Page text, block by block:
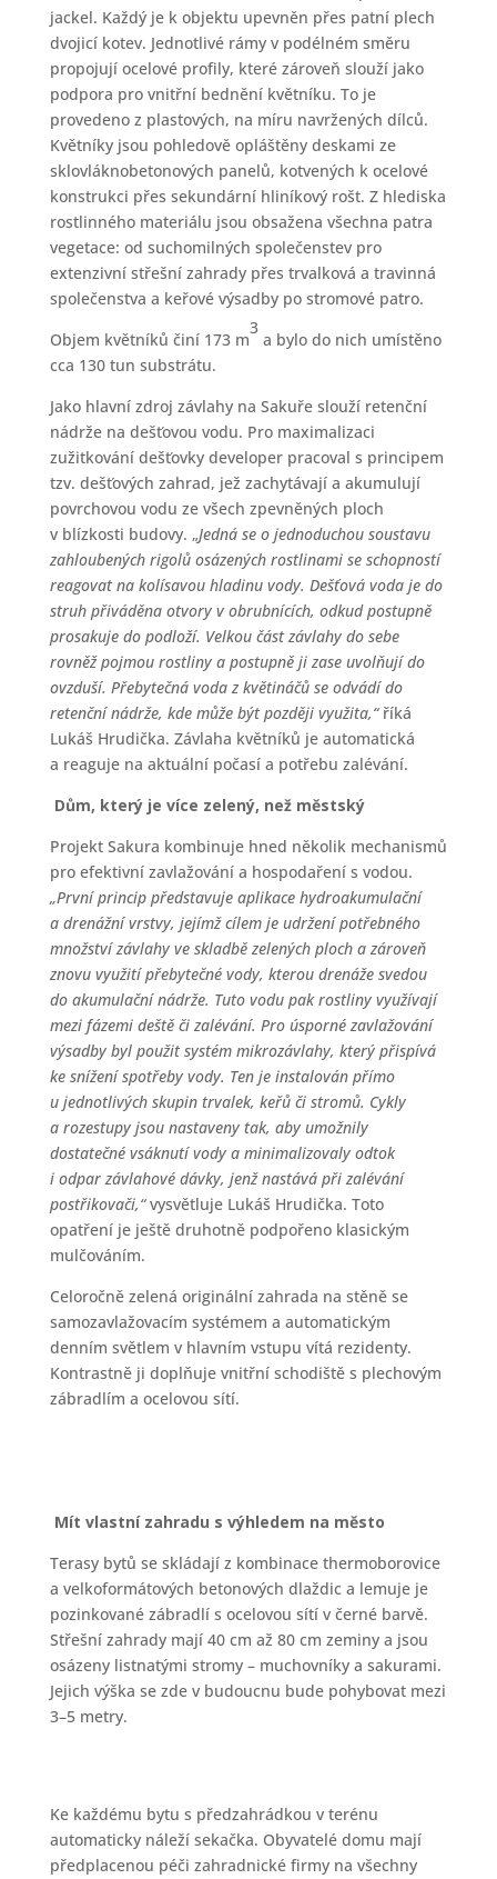
jackel. Každý je k objektu upevněn přes patní plech
dvojicí kotev. Jednotlivé rámy v podélném směru
propojují ocelové profily, které zároveň slouží jako
podpora pro vnitřní bednění květníku. To je
provedeno z plastových, na míru navržených dílců.
Květníky jsou pohledově opláštěny deskami ze
sklovláknobetonových panelů, kotvených k ocelové
konstrukci přes sekundární hliníkový rošt. Z hlediska
rostlinného materiálu jsou obsažena všechna patra
vegetace: od suchomilných společenstev pro
extenzivní střešní zahrady přes trvalková a travinná
společenstva a keřové výsadby po stromové patro.
Objem květníků činí 173 m
3
a bylo do nich umístěno
cca 130 tun substrátu.
Jako hlavní zdroj závlahy na Sakuře slouží retenční
nádrže na dešťovou vodu. Pro maximalizaci
zužitkování dešťovky developer pracoval s principem
tzv. dešťových zahrad, jež zachytávají a akumulují
povrchovou vodu ze všech zpevněných ploch
v blízkosti budovy. „Jedná se o jednoduchou soustavu
zahloubených rigolů osázených rostlinami se schopností
reagovat na kolísavou hladinu vody. Dešťová voda je do
struh přiváděna otvory v obrubnících, odkud postupně
prosakuje do podloží. Velkou část závlahy do sebe
rovněž pojmou rostliny a postupně ji zase uvolňují do
ovzduší. Přebytečná voda z květináčů se odvádí do
retenční nádrže, kde může být později využita,“říká
Lukáš Hrudička. Závlaha květníků je automatická
a reaguje na aktuální počasí a potřebu zalévání.
Dům, který je více zelený, než městský
Projekt Sakura kombinuje hned několik mechanismů
pro efektivní zavlažování a hospodaření s vodou.
„První princip představuje aplikace hydroakumulační
a drenážní vrstvy, jejímž cílem je udržení potřebného
množství závlahy ve skladbě zelených ploch a zároveň
znovu využití přebytečné vody, kterou drenáže svedou
do akumulační nádrže. Tuto vodu pak rostliny využívají
mezi fázemi deště či zalévání. Pro úsporné zavlažování
výsadby byl použit systém mikrozávlahy, který přispívá
ke snížení spotřeby vody. Ten je instalován přímo
u jednotlivých skupin trvalek, keřů či stromů. Cykly
a rozestupy jsou nastaveny tak, aby umožnily
dostatečné vsáknutí vody a minimalizovaly odtok
i odpar závlahové dávky, jenž nastává při zalévání
postřikovači,“vysvětluje Lukáš Hrudička. Toto
opatření je ještě druhotně podpořeno klasickým
mulčováním.
Celoročně zelená originální zahrada na stěně se
samozavlažovacím systémem a automatickým
denním světlem v hlavním vstupu vítá rezidenty.
Kontrastně ji doplňuje vnitřní schodiště s plechovým
zábradlím a ocelovou sítí.
Mít vlastní zahradu s výhledem na město
Terasy bytů se skládají z kombinace thermoborovice
a velkoformátových betonových dlaždic a lemuje je
pozinkované zábradlí s ocelovou sítí v černé barvě.
Střešní zahrady mají 40 cm až 80 cm zeminy a jsou
osázeny listnatými stromy – muchovníky a sakurami.
Jejich výška se zde v budoucnu bude pohybovat mezi
3–5 metry.
Ke každému bytu s předzahrádkou v terénu
automaticky náleží sekačka. Obyvatelé domu mají
předplacenou péči zahradnické firmy na všechny